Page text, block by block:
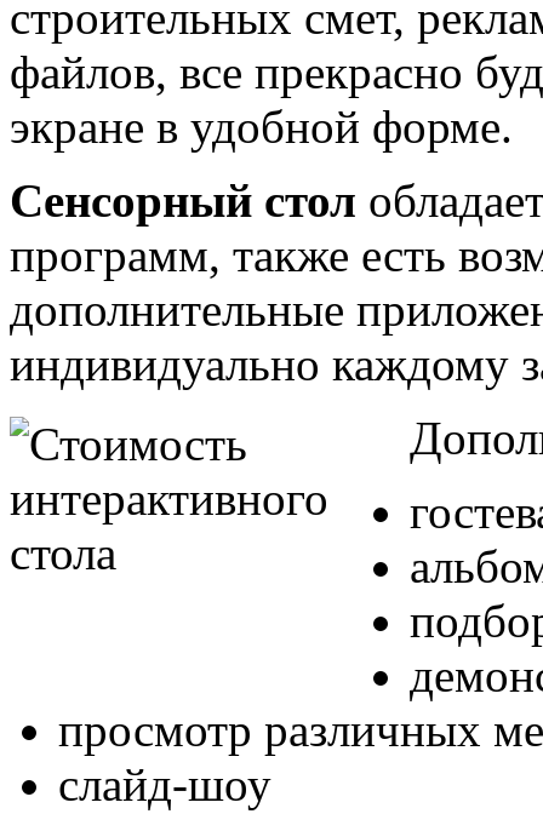
строительных смет,
файлов, все прекрасно
экране в удобной форме.
Сенсорный стол
программ, также есть
дополнительные
индивидуально каждому
просмотр различных
слайд-шоу